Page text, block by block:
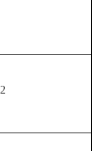
2